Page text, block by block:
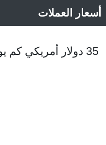
أسعار العملات
35 دولار أمريكي كم يورو